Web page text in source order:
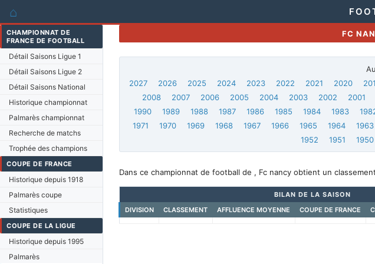
⌂
CHAMPIONNAT DE
FRANCE DE FOOTBALL
Détail Saisons Ligue 1
Détail Saisons Ligue 2
Détail Saisons National
Historique championnat
Palmarès championnat
Recherche de matchs
Trophée des champions
COUPE DE FRANCE
Historique depuis 1918
Palmarès coupe
Statistiques
COUPE DE LA LIGUE
Historique depuis 1995
Palmarès
FC
2027
2026 2025 2024 2023 2022 2021 2020
2008
2007 2006 2005 2004 2003 2002 2001
1990
1989 1988 1987 1986 1985 1984 1983
1971
1970 1969 1968 1967 1966 1965 1964 1963
1952
1951 1950
Dans ce championnat de football de , Fc nancy obtient un
BILAN DE LA SAISON
DIVISION
CLASSEMENT AFFLUENCE MOYENNE COUPE DE FRANCE